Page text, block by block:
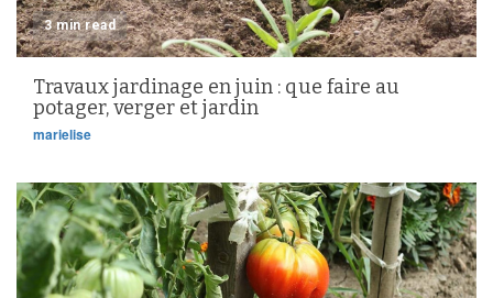
3 min read
Travaux jardinage en juin : que faire au
potager, verger et jardin
marielise